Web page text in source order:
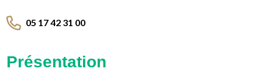
05 17 42 31 00
Présentation